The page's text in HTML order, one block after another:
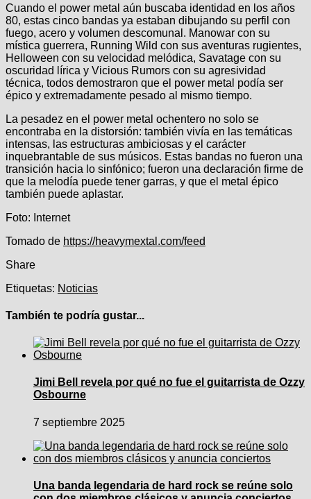
Cuando el power metal aún buscaba identidad en los años
80, estas cinco bandas ya estaban dibujando su perfil con
fuego, acero y volumen descomunal. Manowar con su
mística guerrera, Running Wild con sus aventuras rugientes,
Helloween con su velocidad melódica, Savatage con su
oscuridad lírica y Vicious Rumors con su agresividad
técnica, todos demostraron que el power metal podía ser
épico y extremadamente pesado al mismo tiempo.
La pesadez en el power metal ochentero no solo se
encontraba en la distorsión: también vivía en las temáticas
intensas, las estructuras ambiciosas y el carácter
inquebrantable de sus músicos. Estas bandas no fueron una
transición hacia lo sinfónico; fueron una declaración firme de
que la melodía puede tener garras, y que el metal épico
también puede aplastar.
Foto: Internet
Navegación
de
entradas
Tomado de https://heavymextal.com/feed
Share
Etiquetas: Noticias
También te podría gustar...
Jimi Bell revela por qué no fue el guitarrista de Ozzy
Osbourne
7 septiembre 2025
Una banda legendaria de hard rock se reúne solo